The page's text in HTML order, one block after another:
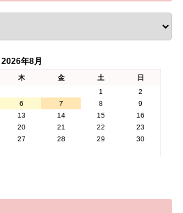
2026年8月
木 金 土
日
1
2
6 7 8
9
13 14 15
16
20 21 22
23
27 28 29
30